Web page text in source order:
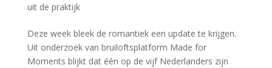
uit de praktijk
Deze week bleek de romantiek een update te krijgen.
Uit onderzoek van bruiloftsplatform Made for
Moments blijkt dat één op de vijf Nederlanders zijn